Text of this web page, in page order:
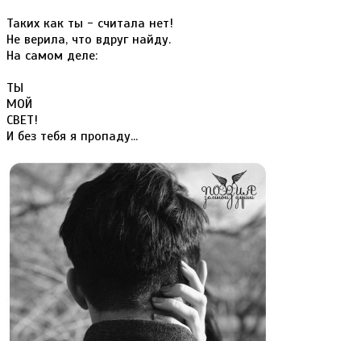
Таких как ты - считала нет!
Не верила, что вдруг найду.
На самом деле:
ТЫ
МОЙ
СВЕТ!
И без тебя я пропаду...